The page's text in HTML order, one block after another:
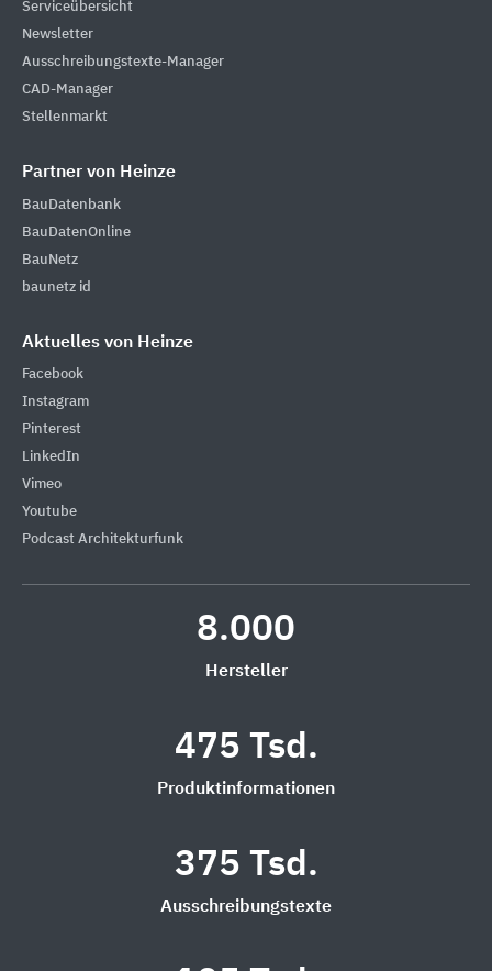
Serviceübersicht
Newsletter
Ausschreibungstexte-Manager
CAD-Manager
Stellenmarkt
Partner von Heinze
BauDatenbank
BauDatenOnline
BauNetz
baunetz id
Aktuelles von Heinze
Facebook
Instagram
Pinterest
LinkedIn
Vimeo
Youtube
Podcast Architekturfunk
8.000
Hersteller
475 Tsd.
Produktinformationen
375 Tsd.
Ausschreibungstexte